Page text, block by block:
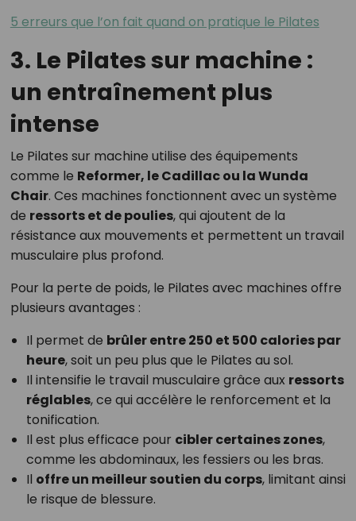
5 erreurs que l’on fait quand on pratique le Pilates
3. Le Pilates sur machine :
un entraînement plus
intense
Le Pilates sur machine utilise des équipements
comme le Reformer, le Cadillac ou la Wunda
Chair. Ces machines fonctionnent avec un système
de ressorts et de poulies, qui ajoutent de la
résistance aux mouvements et permettent un travail
musculaire plus profond.
Pour la perte de poids, le Pilates avec machines offre
plusieurs avantages :
Il permet de brûler entre 250 et 500 calories par
heure, soit un peu plus que le Pilates au sol.
Il intensifie le travail musculaire grâce aux ressorts
réglables, ce qui accélère le renforcement et la
tonification.
Il est plus efficace pour cibler certaines zones,
comme les abdominaux, les fessiers ou les bras.
Il offre un meilleur soutien du corps, limitant ainsi
le risque de blessure.